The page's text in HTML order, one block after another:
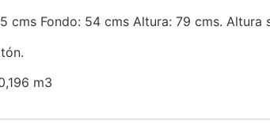
cms Fondo: 54 cms Altura: 79 cms.
m3